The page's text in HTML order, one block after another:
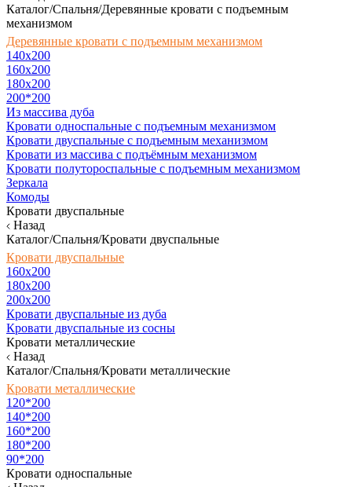
Каталог/Спальня/Деревянные кровати с подъемным
механизмом
Деревянные кровати с подъемным механизмом
140x200
160х200
180х200
200*200
Из массива дуба
Кровати односпальные с подъемным механизмом
Кровати двуспальные с подъемным механизмом
Кровати из массива с подъёмным механизмом
Кровати полутороспальные с подъемным механизмом
Зеркала
Комоды
Кровати двуспальные
Назад
Каталог/Спальня/Кровати двуспальные
Кровати двуспальные
160х200
180x200
200x200
Кровати двуспальные из дуба
Кровати двуспальные из сосны
Кровати металлические
Назад
Каталог/Спальня/Кровати металлические
Кровати металлические
120*200
140*200
160*200
180*200
90*200
Кровати односпальные